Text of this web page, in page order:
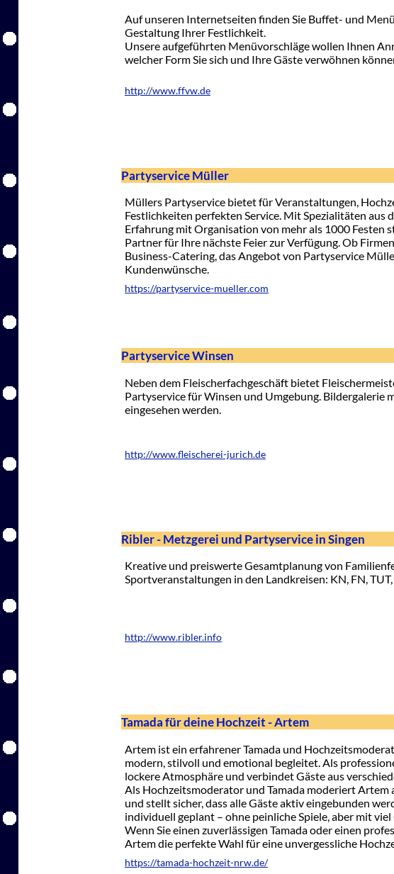
Auf unseren Internetseiten finden Sie Buffet- und
Gestaltung Ihrer Festlichkeit.
Unsere aufgeführten Menüvorschläge wollen Ihnen
welcher Form Sie sich und Ihre Gäste verwöhnen
http://www.ffvw.de
Partyservice Müller
Müllers Partyservice bietet für Veranstaltungen,
Festlichkeiten perfekten Service. Mit Spezialitäten aus
Erfahrung mit Organisation von mehr als 1000 Festen
Partner für Ihre nächste Feier zur Verfügung. Ob
Business-Catering, das Angebot von Partyservice
Kundenwünsche.
https://partyservice-mueller.com
Partyservice Winsen
Neben dem Fleischerfachgeschäft bietet
Partyservice für Winsen und Umgebung. Bildergalerie
eingesehen werden.
http://www.fleischerei-jurich.de
Ribler - Metzgerei und Partyservice in Singen
Kreative und preiswerte Gesamtplanung von
Sportveranstaltungen in den Landkreisen: KN, FN, TUT,
http://www.ribler.info
Tamada für deine Hochzeit - Artem
Artem ist ein erfahrener Tamada und
modern, stilvoll und emotional begleitet. Als
lockere Atmosphäre und verbindet Gäste aus
Als Hochzeitsmoderator und Tamada moderiert Artem
und stellt sicher, dass alle Gäste aktiv eingebunden
individuell geplant – ohne peinliche Spiele, aber mit
Wenn Sie einen zuverlässigen Tamada oder einen
Artem die perfekte Wahl für eine unvergessliche
https://tamada-hochzeit-nrw.de/